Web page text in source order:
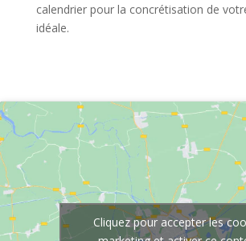
calendrier pour la concrétisation de
idéale.
Cliquez pour accepter les